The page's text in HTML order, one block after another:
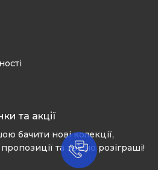
та акції
бачити нові колекції,
та звісно розіграші!